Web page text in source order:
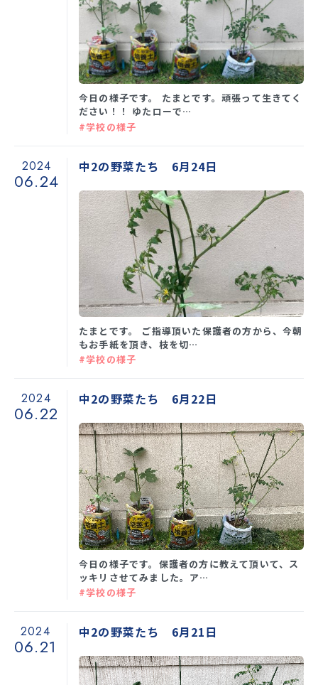
今日の様子です。 たまとです。頑張って生きてく
ださい！！ ゆたローで…
#学校の様子
2024
06.24
中2の野菜たち 6月24日
たまとです。 ご指導頂いた保護者の方から、今朝
もお手紙を頂き、枝を切…
#学校の様子
2024
06.22
中2の野菜たち 6月22日
今日の様子です。保護者の方に教えて頂いて、ス
ッキリさせてみました。ア…
#学校の様子
2024
06.21
中2の野菜たち 6月21日